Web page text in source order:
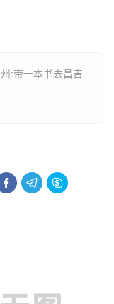
:带一本书去昌吉
  